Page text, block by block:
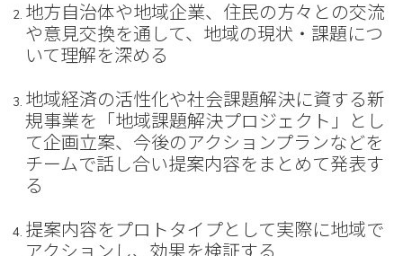
地方自治体や地域企業、住民の方々との交流
や意見交換を通して、地域の現状・課題につ
いて理解を深める
地域経済の活性化や社会課題解決に資する新
規事業を「地域課題解決プロジェクト」とし
て企画立案、今後のアクションプランなどを
チームで話し合い提案内容をまとめて発表す
る
提案内容をプロトタイプとして実際に地域で
アクションし、効果を検証する